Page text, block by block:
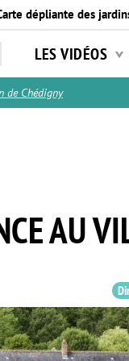
dépliante des
LES VIDÉOS
de Chédigny
AU